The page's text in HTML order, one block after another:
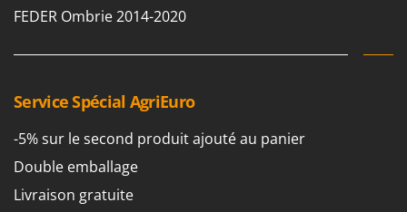
FEDER Ombrie 2014-2020
Service Spécial AgriEuro
-5% sur le second produit ajouté au panier
Double emballage
Livraison gratuite